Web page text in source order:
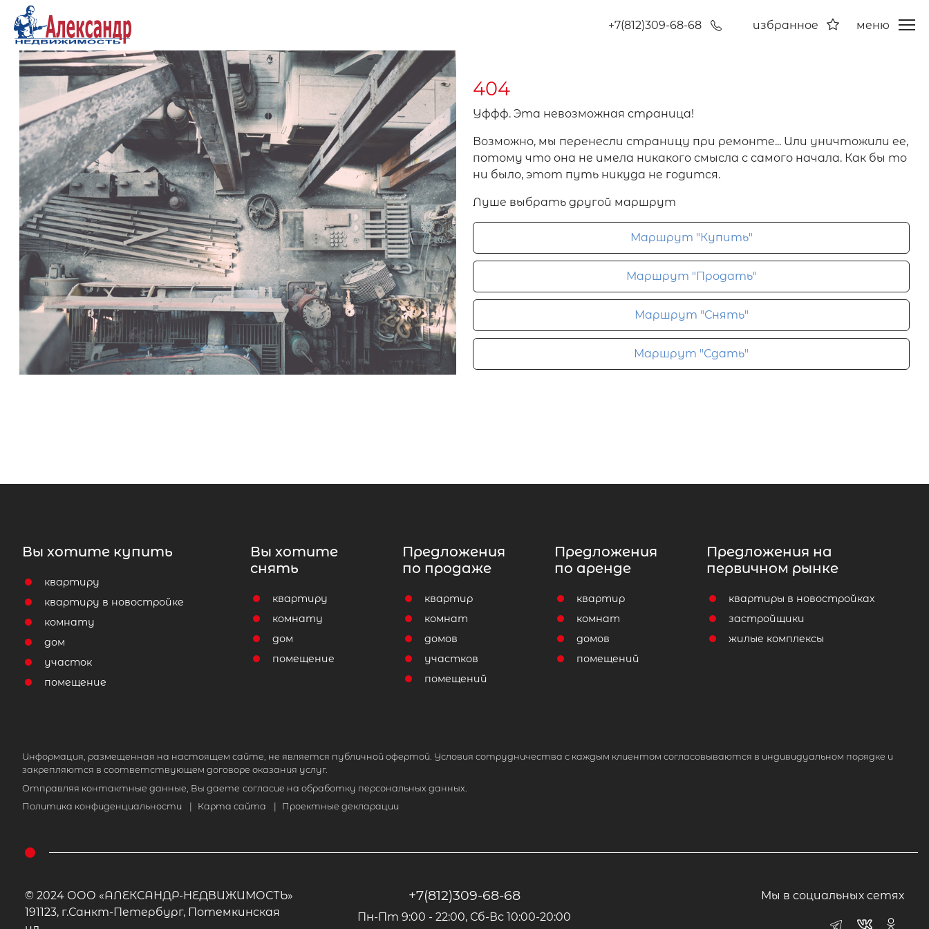
+7(812)309-68-68 избранное меню
404
Уффф. Эта невозможная страница!
Возможно, мы перенесли страницу при ремонте... Или уничтожили ее,
потому что она не имела никакого смысла с самого начала. Как бы то
ни было, этот путь никуда не годится.
Луше выбрать другой маршрут
Маршрут "Купить"
Маршрут "Продать"
Маршрут "Снять"
Маршрут "Сдать"
Вы хотите купить
квартиру
квартиру в новостройке
комнату
дом
участок
помещение
Вы хотите
снять
квартиру
комнату
дом
помещение
Предложения
по продаже
квартир
комнат
домов
участков
помещений
Предложения
по аренде
квартир
комнат
домов
помещений
Предложения на
первичном рынке
квартиры в новостройках
застройщики
жилые комплексы
Информация, размещенная на настоящем сайте, не является публичной офертой. Условия сотрудничества с каждым клиентом согласовываются в индивидуальном порядке и
закрепляются в соответствующем договоре оказания услуг.
Отправляя контактные данные, Вы даете согласие на обработку персональных данных.
Политика конфиденциальности
Карта сайта Проектные декларации
© 2024 ООО «АЛЕКСАНДР-НЕДВИЖИМОСТЬ»
191123, г.Санкт-Петербург, Потемкинская
+7(812)309-68-68
Пн-Пт 9:00 - 22:00, Сб-Вс 10:00-20:00
Мы в социальных сетях